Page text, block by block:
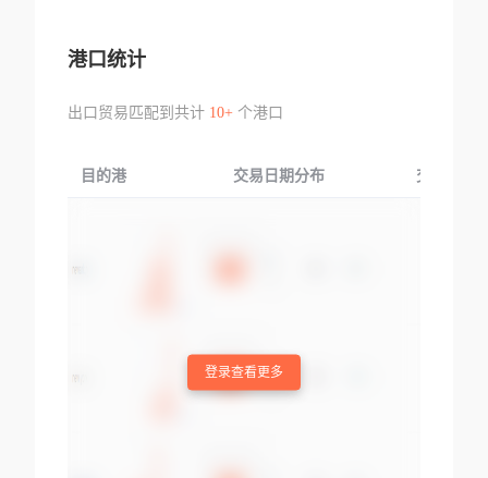
港口统计
出口贸易匹配到共计 10+个港口
目的港 交易日期分布 交易产品
登录查看更多